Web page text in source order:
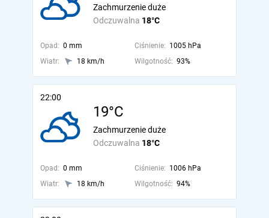
Odczuwalna 18°C
Zachmurzenie duże
Opad: 0 mm Ciśnienie: 1005 hPa
Wiatr:
18 km/h Wilgotność: 93%
22:00
19°C
Odczuwalna 18°C
Zachmurzenie duże
Opad: 0 mm Ciśnienie: 1006 hPa
Wiatr:
18 km/h Wilgotność: 94%